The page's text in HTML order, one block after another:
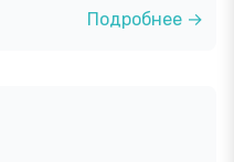
Подробнее →